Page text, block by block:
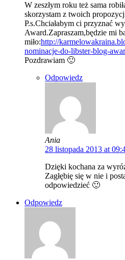
W zeszłym roku też sama
skorzystam z twoich
P.s.Chciałabym ci przyznać
Award.Zapraszam,będzie mi
miło:http://
nominacje-do-libster-blog-
Pozdrawiam 🙂
Odpowiedz
Ania
28 listopada 2013 at
Dzięki kochana za
Zagłębię się w nie i
odpowiedzieć 🙂
Odpowiedz